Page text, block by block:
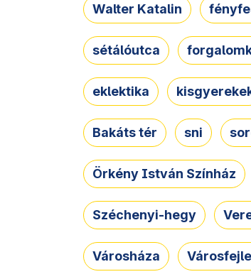
Walter Katalin
sétálóutca
eklektika
Bakáts tér sni
Örkény István Színház
Széchenyi-hegy
Városháza